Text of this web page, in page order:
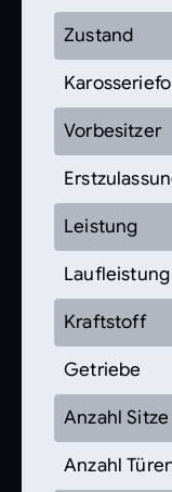
Zustand
Vorbesitzer
Leistung
Laufleistung
Kraftstoff
Getriebe
Anzahl Sitze
Anzahl